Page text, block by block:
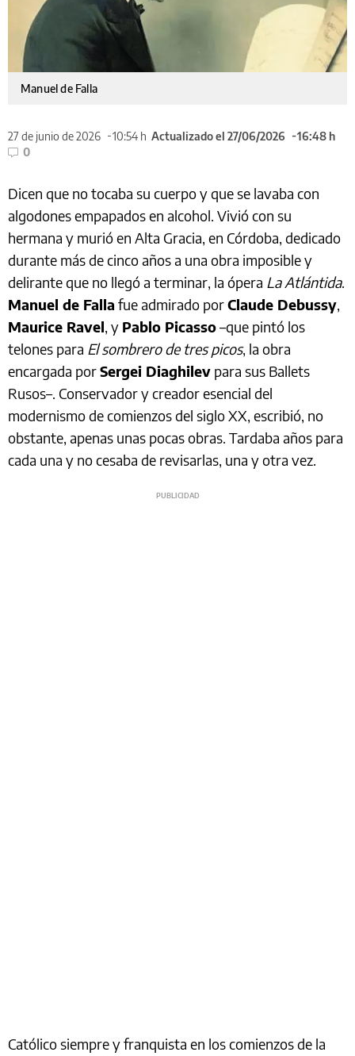
Manuel de Falla
27 de junio de 2026 10:54 h Actualizado el 27/06/2026
16:48 h
0
Dicen que no tocaba su cuerpo y que se lavaba con
algodones empapados en alcohol. Vivió con su
hermana y murió en Alta Gracia, en Córdoba, dedicado
durante más de cinco años a una obra imposible y
delirante que no llegó a terminar, la ópera La Atlántida.
Manuel de Falla fue admirado porClaude Debussy,
Maurice Ravel, y Pablo Picasso–que pintó los
telones para El sombrero de tres picos, la obra
encargada porSergei Diaghilev para sus Ballets
Rusos–. Conservador y creador esencial del
modernismo de comienzos del siglo XX, escribió, no
obstante, apenas unas pocas obras. Tardaba años para
cada una y no cesaba de revisarlas, una y otra vez.
Católico siempre y franquista en los comienzos de la